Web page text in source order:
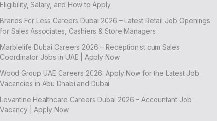
Eligibility, Salary, and How to Apply
Brands For Less Careers Dubai 2026 – Latest Retail Job Openings
for Sales Associates, Cashiers & Store Managers
Marblelife Dubai Careers 2026 – Receptionist cum Sales
Coordinator Jobs in UAE | Apply Now
Wood Group UAE Careers 2026: Apply Now for the Latest Job
Vacancies in Abu Dhabi and Dubai
Levantine Healthcare Careers Dubai 2026 – Accountant Job
Vacancy | Apply Now